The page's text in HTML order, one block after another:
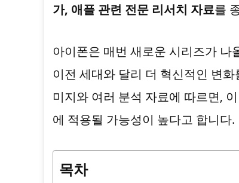
가, 애플 관련 전문 리서치 자료를
아이폰은 매번 새로운 시리즈가 나
이전 세대와 달리 더 혁신적인 변
미지와 여러 분석 자료에 따르면,
에 적용될 가능성이 높다고 합니다.
목차